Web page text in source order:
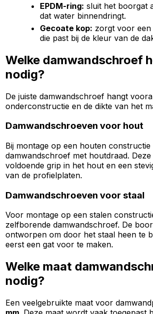
EPDM-ring: sluit het boorgat
dat water binnendringt.
Gecoate kop: zorgt voor
die past bij de kleur van de
Welke damwandschroef
nodig?
De juiste damwandschroef hangt
onderconstructie en de dikte van het
Damwandschroeven voor hout
Bij montage op een houten
damwandschroef met houtdraad.
voldoende grip in het hout en een
van de profielplaten.
Damwandschroeven voor staal
Voor montage op een stalen
zelfborende damwandschroef. De
ontworpen om door het staal heen te
eerst een gat voor te maken.
Welke maat
nodig?
Een veelgebruikte maat voor